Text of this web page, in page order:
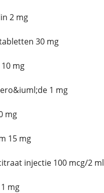
2 mg
30 mg
mg
1 mg
mg
15 mg
injectie 100 mcg/2 ml
mg